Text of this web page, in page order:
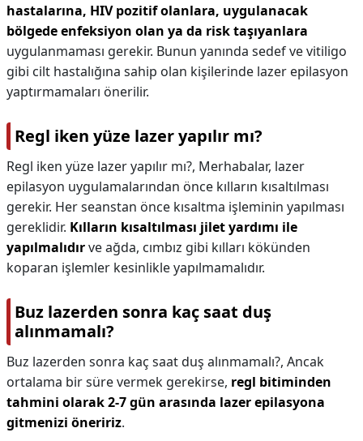
hastalarına, HIV pozitif olanlara, uygulanacak
bölgede enfeksiyon olan ya da risk taşıyanlara
uygulanmaması gerekir. Bunun yanında sedef ve vitiligo
gibi cilt hastalığına sahip olan kişilerinde lazer epilasyon
yaptırmamaları önerilir.
Regl iken yüze lazer yapılır mı?
Regl iken yüze lazer yapılır mı?, Merhabalar, lazer
epilasyon uygulamalarından önce kılların kısaltılması
gerekir. Her seanstan önce kısaltma işleminin yapılması
gereklidir. Kılların kısaltılması jilet yardımı ile
yapılmalıdırve ağda, cımbız gibi kılları kökünden
koparan işlemler kesinlikle yapılmamalıdır.
Buz lazerden sonra kaç saat duş
alınmamalı?
Buz lazerden sonra kaç saat duş alınmamalı?, Ancak
ortalama bir süre vermek gerekirse, regl bitiminden
tahmini olarak 2-7 gün arasında lazer epilasyona
gitmenizi öneririz.